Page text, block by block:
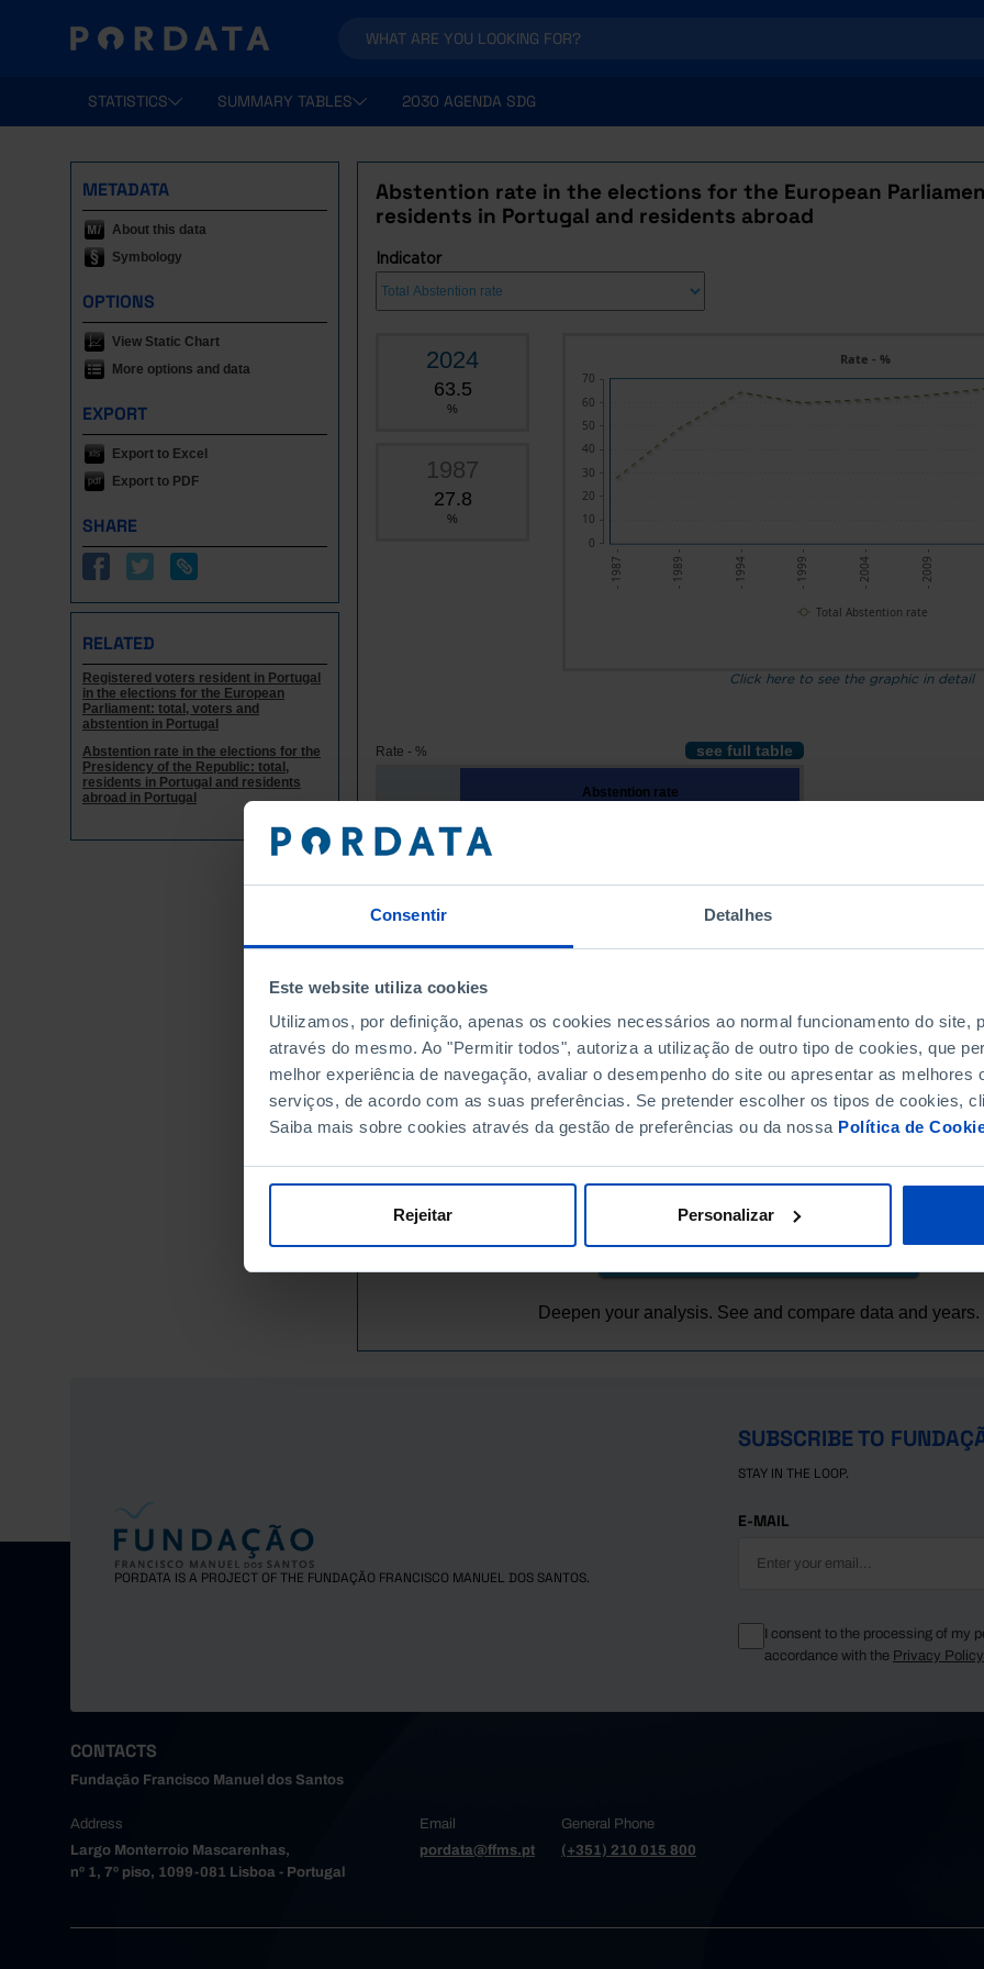
Consentir Detalhes
Este website utiliza cookies
Utilizamos, por definição, apenas os cookies necessários ao normal funcionamento do site,
através do mesmo. Ao "Permitir todos", autoriza a utilização de outro tipo de cookies, que
melhor experiência de navegação, avaliar o desempenho do site ou apresentar as melhores
serviços, de acordo com as suas preferências. Se pretender escolher os tipos de cookies,
Saiba mais sobre cookies através da gestão de preferências ou da nossa Política de
Rejeitar Personalizar
STATISTICS SUMMARY TABLES 2030 AGENDA SDG
METADATA
About this data
Symbology
OPTIONS
View Static Chart
More options and data
EXPORT
Export to Excel
Export to PDF
SHARE
RELATED
Registered voters resident in Portugal
in the elections for the European
Parliament: total, voters and
abstention in Portugal
Abstention rate in the elections for the
Presidency of the Republic: total,
residents in Portugal and residents
abroad in Portugal
Abstention rate in the elections for the European
residents in Portugal and residents abroad
Indicator
2024
63.5
%
1987
27.8
%
- 1987 - - 1989 - - 1994 - - 1999 - - 2004 - - 2009 -
Rate - %
0
10
20
30
40
50
60
70
Total Abstention rate
Click here to see the graphic in detail
Rate - % see full table
Abstention rate
Total
2004
61.3
2009
63.2 62.5
97.1
2014
66.2 65.3
97.9
2019
69.3 64.7
99.0
2024
63.5 (R)57.7 98.0
More options and data
Deepen your analysis. See and compare data and years.
PORDATA IS A PROJECT OF THE FUNDAÇÃO FRANCISCO MANUEL DOS SANTOS.
SUBSCRIBE TO
STAY IN THE LOOP.
E-MAIL
I consent to the processing of my
accordance with the Privacy
CONTACTS
Fundação Francisco Manuel dos Santos
Address
Largo Monterroio Mascarenhas,
nº 1, 7º piso, 1099-081 Lisboa - Portugal
Email
pordata@ffms.pt
General Phone
(+351) 210 015 800